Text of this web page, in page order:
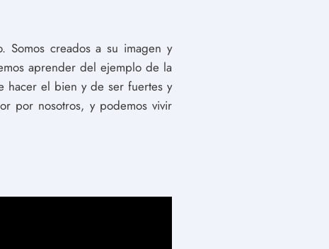
Somos creados a su imagen y
aprender del ejemplo de la
hacer el bien y de ser fuertes y
por nosotros, y podemos vivir